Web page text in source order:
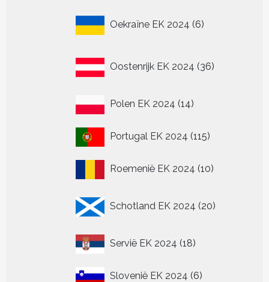
Oekraïne EK 2024 6
producten
Oostenrijk EK 2024 36
producten
Polen EK 2024 1414
Portugal EK 2024 115115
Roemenië EK 2024 1010
Schotland EK 2024 20
producten
Servië EK 2024 1818
Slovenië EK 2024 66